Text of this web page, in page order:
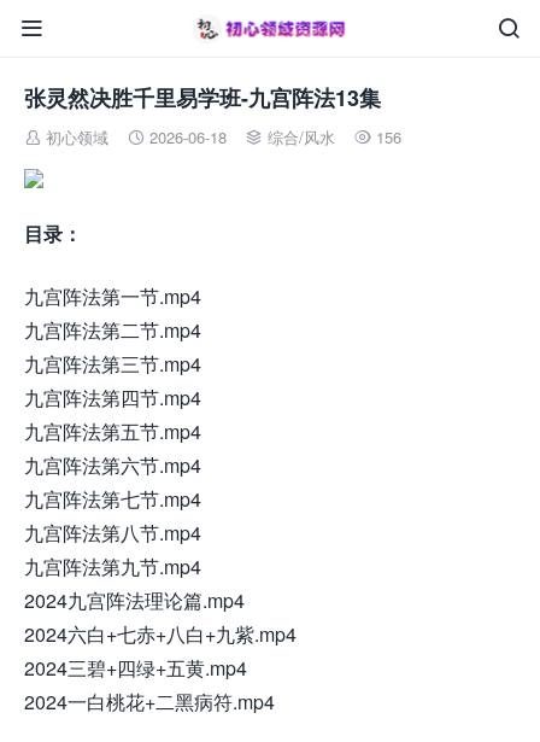


张灵然决胜千里易学班-九宫阵法13集
 初心领域  2026-06-18  综合/风水  156
目录：
九宫阵法第一节.mp4
九宫阵法第二节.mp4
九宫阵法第三节.mp4
九宫阵法第四节.mp4
九宫阵法第五节.mp4
九宫阵法第六节.mp4
九宫阵法第七节.mp4
九宫阵法第八节.mp4
九宫阵法第九节.mp4
2024九宫阵法理论篇.mp4
2024六白+七赤+八白+九紫.mp4
2024三碧+四绿+五黄.mp4
2024一白桃花+二黑病符.mp4